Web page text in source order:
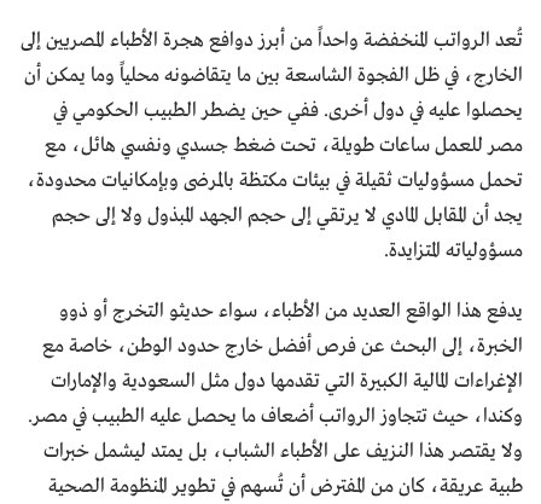
تُعد الرواتب المنخفضة واحداً من أبرز دوافع هجرة الأطباء المصريين إلى
الخارج، في ظل الفجوة الشاسعة بين ما يتقاضونه محلياً وما يمكن أن
يحصلوا عليه في دول أخرى. ففي حين يضطر الطبيب الحكومي في
مصر للعمل ساعات طويلة، تحت ضغط جسدي ونفسي هائل، مع
تحمل مسؤوليات ثقيلة في بيئات مكتظة بالمرضى وبإمكانيات محدودة،
يجد أن المقابل المادي لا يرتقي إلى حجم الجهد المبذول ولا إلى حجم
مسؤولياته المتزايدة.
يدفع هذا الواقع العديد من الأطباء، سواء حديثو التخرج أو ذوو
الخبرة، إلى البحث عن فرص أفضل خارج حدود الوطن، خاصة مع
الإغراءات المالية الكبيرة التي تقدمها دول مثل السعودية والإمارات
وكندا، حيث تتجاوز الرواتب أضعاف ما يحصل عليه الطبيب في مصر.
ولا يقتصر هذا النزيف على الأطباء الشباب، بل يمتد ليشمل خبرات
طبية عريقة، كان من المفترض أن تُسهم في تطوير المنظومة الصحية